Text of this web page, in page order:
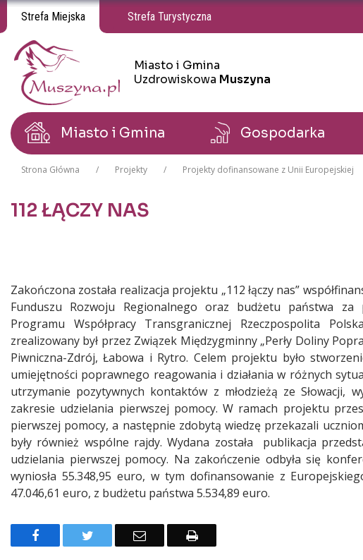
Strefa Miejska Strefa Turystyczna
Miasto i Gmina Uzdrowiskowa Muszyna
Miasto i Gmina
Uzdrowiskowa Muszyna
Miasto i Gmina Uzdrowiskowa Muszyna
Miasto i Gmina Gospodarka
Strona Główna Projekty Projekty dofinansowane z Unii Europejskiej
112 ŁĄCZY NAS
Zakończona została realizacja projektu „112 łączy nas”
Funduszu Rozwoju Regionalnego oraz budżetu państwa
Programu Współpracy Transgranicznej Rzeczpospolita
zrealizowany był przez Związek Międzygminny „Perły Doliny
Piwniczna-Zdrój, Łabowa i Rytro. Celem projektu było
umiejętności poprawnego reagowania i działania w różnych
utrzymanie pozytywnych kontaktów z młodzieżą ze Słowacji,
zakresie udzielania pierwszej pomocy. W ramach projektu
pierwszej pomocy, a następnie zdobytą wiedzę przekazali
były również wspólne rajdy. Wydana została publikacja
udzielania pierwszej pomocy. Na zakończenie odbyła się
wyniosła 55.348,95 euro, w tym dofinansowanie z
47.046,61 euro, z budżetu państwa 5.534,89 euro.
FacebookTwitter Email Drukuj